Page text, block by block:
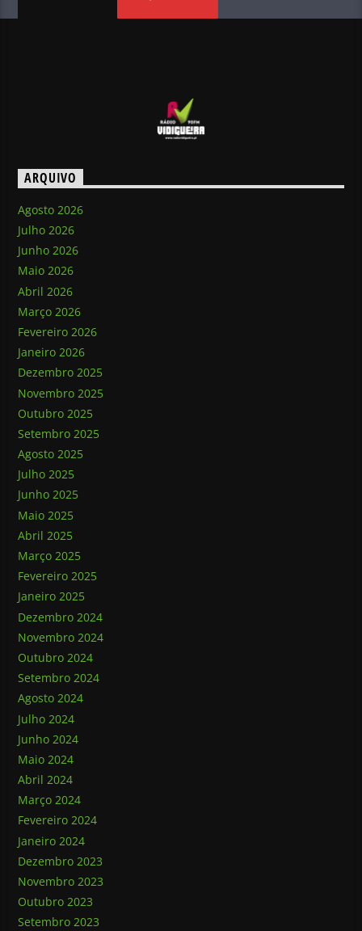
ARQUIVO
Agosto 2026
Julho 2026
Junho 2026
Maio 2026
Abril 2026
Março 2026
Fevereiro 2026
Janeiro 2026
Dezembro 2025
Novembro 2025
Outubro 2025
Setembro 2025
Agosto 2025
Julho 2025
Junho 2025
Maio 2025
Abril 2025
Março 2025
Fevereiro 2025
Janeiro 2025
Dezembro 2024
Novembro 2024
Outubro 2024
Setembro 2024
Agosto 2024
Julho 2024
Junho 2024
Maio 2024
Abril 2024
Março 2024
Fevereiro 2024
Janeiro 2024
Dezembro 2023
Novembro 2023
Outubro 2023
Setembro 2023